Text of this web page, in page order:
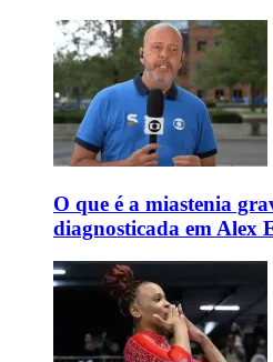
O que é a miastenia
diagnosticada em Alex